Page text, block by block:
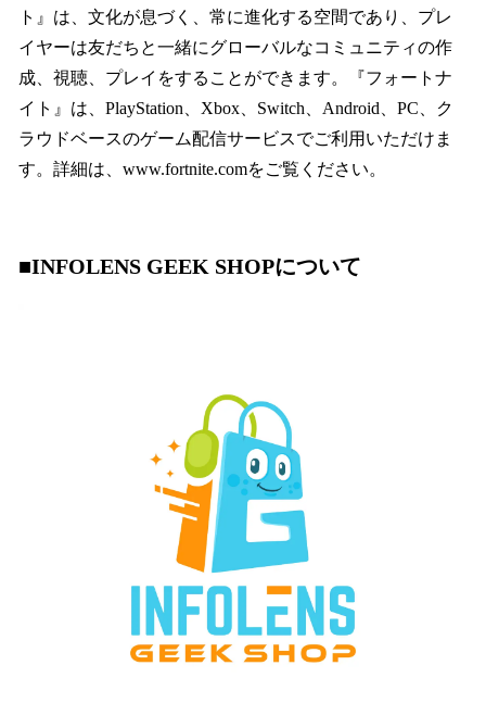
ト』は、文化が息づく、常に進化する空間であり、プレ
イヤーは友だちと一緒にグローバルなコミュニティの作
成、視聴、プレイをすることができます。『フォートナ
イト』は、PlayStation、Xbox、Switch、Android、PC、ク
ラウドベースのゲーム配信サービスでご利用いただけま
す。詳細は、www.fortnite.comをご覧ください。
■INFOLENS GEEK SHOPについて